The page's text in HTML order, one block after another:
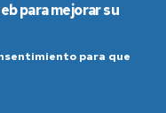
para mejorar su
para que